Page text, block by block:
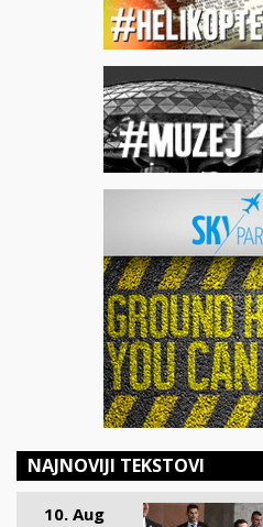
NAJNOVIJI TEKSTOVI
10. Aug